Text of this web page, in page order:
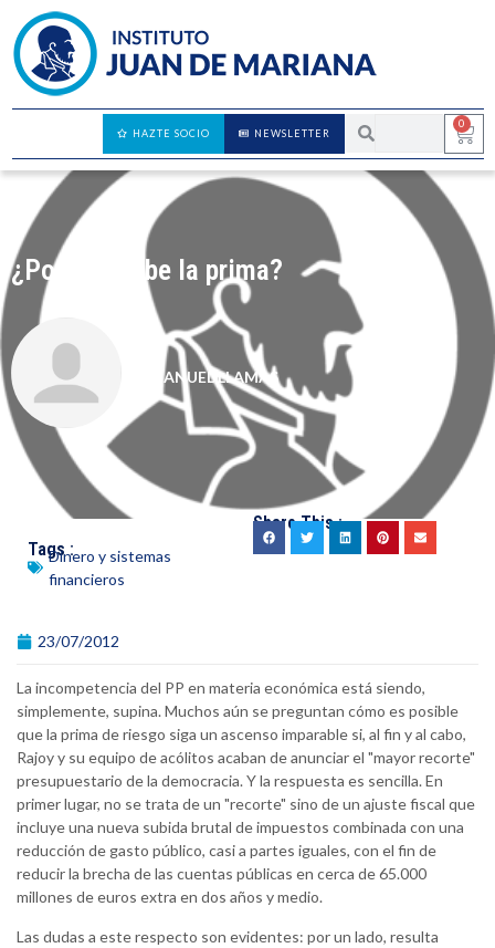
0
NEWSLETTER
HAZTE SOCIO
¿Por qué sube la prima?
MANUEL LLAMAS
Tags :Dinero y sistemas
financieros
Share This :
23/07/2012
La incompetencia del PP en materia económica está siendo,
simplemente, supina. Muchos aún se preguntan cómo es posible
que la prima de riesgo siga un ascenso imparable si, al fin y al cabo,
Rajoy y su equipo de acólitos acaban de anunciar el "mayor recorte"
presupuestario de la democracia. Y la respuesta es sencilla. En
primer lugar, no se trata de un "recorte" sino de un ajuste fiscal que
incluye una nueva subida brutal de impuestos combinada con una
reducción de gasto público, casi a partes iguales, con el fin de
reducir la brecha de las cuentas públicas en cerca de 65.000
millones de euros extra en dos años y medio.
Las dudas a este respecto son evidentes: por un lado, resulta